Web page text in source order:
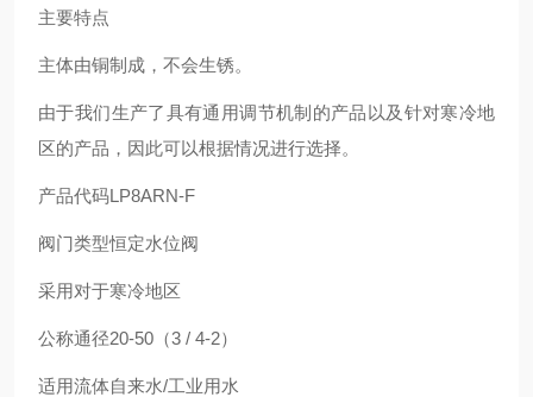
主要特点
主体由铜制成，不会生锈。
由于我们生产了具有通用调节机制的产品以及针对寒冷地
区的产品，因此可以根据情况进行选择。
产品代码LP8ARN-F
阀门类型恒定水位阀
采用对于寒冷地区
公称通径20-50（3 / 4-2）
适用流体自来水/工业用水